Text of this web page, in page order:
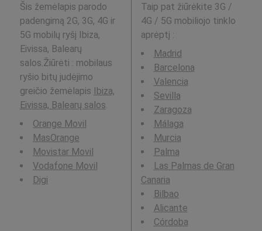
Šis žemėlapis parodo
padengimą 2G, 3G, 4G ir
5G mobilų ryšį Ibiza,
Eivissa, Balearų
salos.Žiūrėti : mobilaus
ryšio bitų judėjimo
greičio žemėlapis Ibiza,
Eivissa, Balearų salos
Orange Movil
MasOrange
Movistar Movil
Vodafone Movil
Digi
Taip pat žiūrėkite 3G /
4G / 5G mobiliojo tinklo
aprėptį :
Madrid
Barcelona
Valencia
Sevilla
Zaragoza
Málaga
Murcia
Palma
Las Palmas de Gran
Canaria
Bilbao
Alicante
Córdoba